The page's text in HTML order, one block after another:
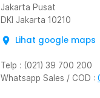
Jakarta Pusat
DKI Jakarta 10210
Lihat google maps
Telp : (021) 39 700 200
Whatsapp Sales / COD :